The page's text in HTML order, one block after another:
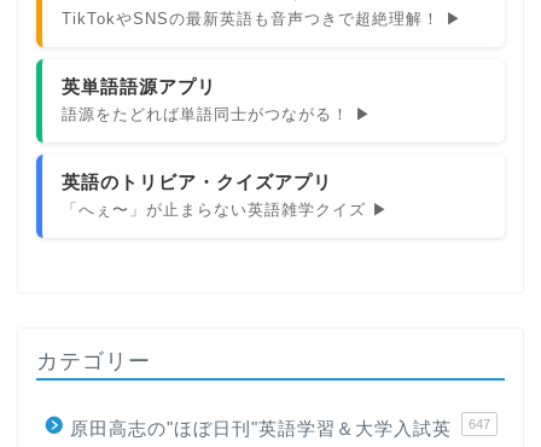
TikTokやSNSの最新英語も音声つきで超絶理解！ ▶
英単語語源アプリ
語源をたどれば単語同士がつながる！ ▶
英語のトリビア・クイズアプリ
「へぇ〜」が止まらない英語雑学クイズ ▶
カテゴリー
原田高志の"ほぼ日刊"英語学習＆大学入試英
647